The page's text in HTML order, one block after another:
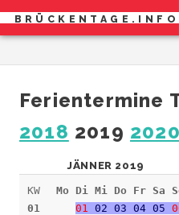
BRÜCKENTAGE.INFO
Ferientermine
2018 2019 2020
JÄNNER 2019
KW
01
Mo Di Mi Do Fr Sa
01 02 03 04 05